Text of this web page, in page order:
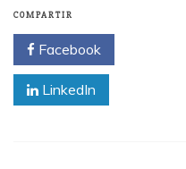
COMPARTIR
Facebook
LinkedIn